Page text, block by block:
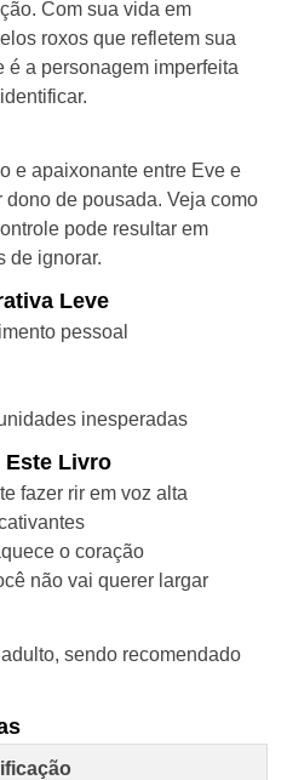
Com sua vida em
roxos que refletem sua
é a personagem imperfeita
e apaixonante entre Eve e
de pousada. Veja como
pode resultar em
de ignorar.
Leve
pessoal
inesperadas
Este Livro
fazer rir em voz alta
o coração
não vai querer largar
sendo recomendado